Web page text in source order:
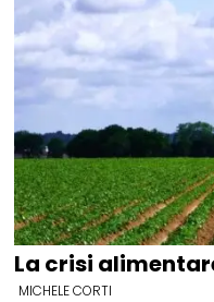
La crisi
MICHELE CORTI